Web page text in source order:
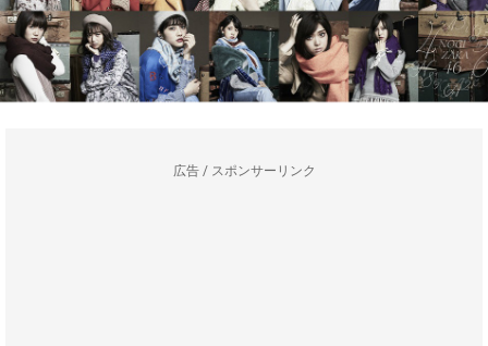
広告 / スポンサーリンク